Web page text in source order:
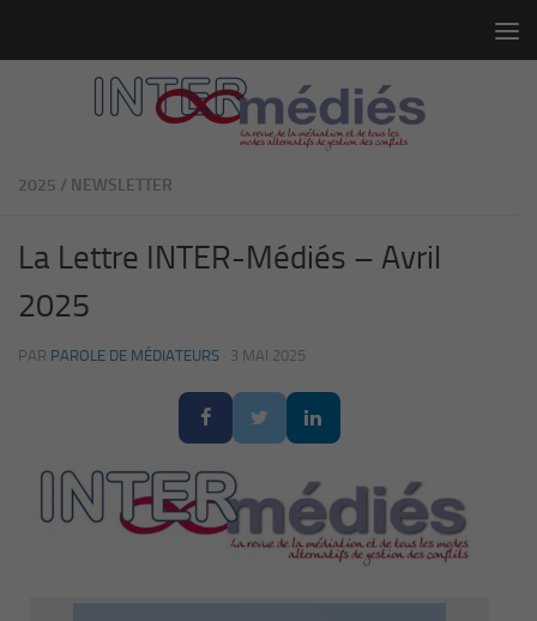
2025 / NEWSLETTER
La Lettre INTER-Médiés – Avril
2025
PAR PAROLE DE MÉDIATEURS · 3 MAI 2025